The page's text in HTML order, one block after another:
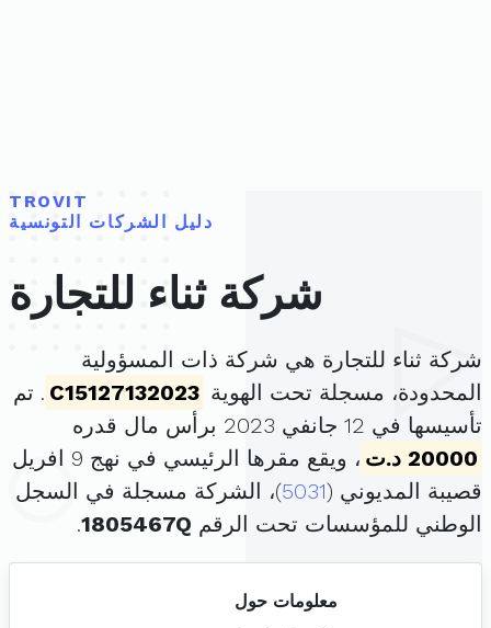
TROVIT
دليل الشركات التونسية
شركة ثناء للتجارة
شركة ثناء للتجارة هي شركة ذات المسؤولية
المحدودة، مسجلة تحت الهوية C15127132023 . تم
تأسيسها في 12 جانفي 2023 برأس مال قدره
20000 د.ت
، ويقع مقرها الرئيسي في نهج 9 افريل
قصيبة المديوني (5031)، الشركة مسجلة في السجل
الوطني للمؤسسات تحت الرقم 1805467Q
.
معلومات حول